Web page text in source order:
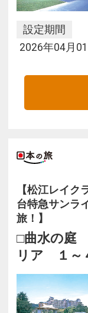
設定期間
2026年04月
【松江レイク
台特急サンラ
旅！】
□曲水の庭
リア １～